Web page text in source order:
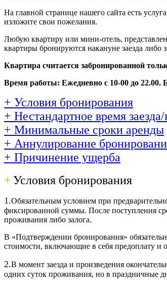
На главной странице нашего сайта есть
изложите свои пожелания.
Любую квартиру или мини-отель,
квартиры бронируются накануне заезда
Квартира считается забронированной
Время работы: Ежедневно с 10-00 до 22.00.
+ Условия бронирования
+ Нестандартное время заезда/
+ Минимальные сроки аренды
+ Аннулирование
+ Причинение ущерба
+Условия бронирования
1.Обязательным условием при
фиксированной суммы. После поступления
проживания либо залога.
В «Подтверждении бронирования»
стоимости, включающие в себя предоплату и
2.В момент заезда и произведения
одних суток проживания, но в праздничные